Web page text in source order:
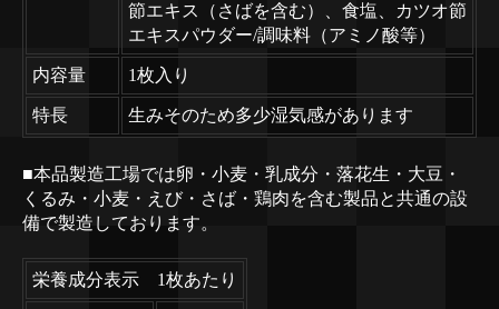
節エキス（さばを含む）、食塩、カツオ節
エキスパウダー/調味料（アミノ酸等）
内容量 1枚入り
特長 生みそのため多少湿気感があります
■本品製造工場では卵・小麦・乳成分・落花生・大豆・
くるみ・小麦・えび・さば・鶏肉を含む製品と共通の設
備で製造しております。
栄養成分表示 1枚あたり